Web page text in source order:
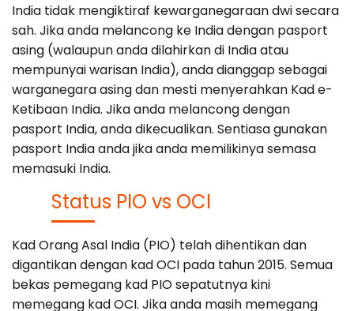
India tidak mengiktiraf kewarganegaraan dwi secara
sah. Jika anda melancong ke India dengan pasport
asing (walaupun anda dilahirkan di India atau
mempunyai warisan India), anda dianggap sebagai
warganegara asing dan mesti menyerahkan Kad e-
Ketibaan India. Jika anda melancong dengan
pasport India, anda dikecualikan. Sentiasa gunakan
pasport India anda jika anda memilikinya semasa
memasuki India.
Status PIO vs OCI
Kad Orang Asal India (PIO) telah dihentikan dan
digantikan dengan kad OCI pada tahun 2015. Semua
bekas pemegang kad PIO sepatutnya kini
memegang kad OCI. Jika anda masih memegang